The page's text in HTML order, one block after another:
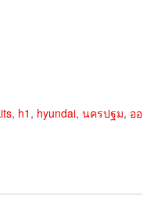
, h1 , hyundai, นครปฐม, ออ